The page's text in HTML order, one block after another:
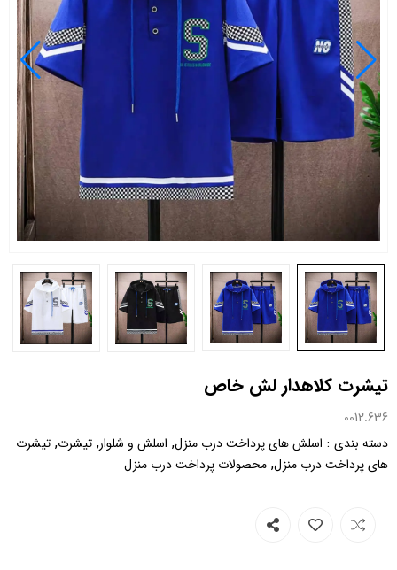
تیشرت کلاهدار لش خاص
0012.636
دسته بندی : اسلش های پرداخت درب منزل, اسلش و شلوار, تیشرت, تیشرت
های پرداخت درب منزل, محصولات پرداخت درب منزل